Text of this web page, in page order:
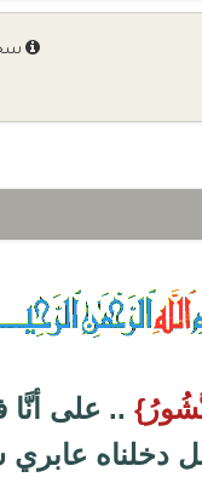
.. على
دخلناه